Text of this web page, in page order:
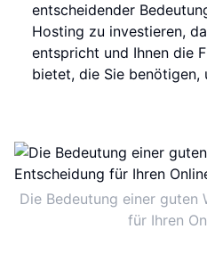
entscheidender
Hosting zu investieren,
entspricht und Ihnen die
bietet, die Sie benötigen,
Die Bedeutung einer guten
für Ihren